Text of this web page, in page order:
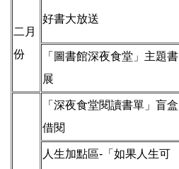
二月
份
好書大放送
「圖書館深夜食堂」主題書
展
「深夜食堂閱讀書單」盲盒
借閱
人生加點區-「如果人生可